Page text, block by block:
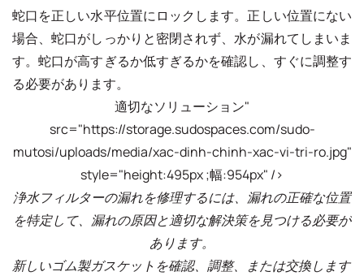
蛇口を正しい水平位置にロックします。正しい位置にない
場合、蛇口がしっかりと密閉されず、水が漏れてしまいま
す。蛇口が高すぎるか低すぎるかを確認し、すぐに調整す
る必要があります。
適切なソリューション"
src="https://storage.sudospaces.com/sudo-
mutosi/uploads/media/xac-dinh-chinh-xac-vi-tri-ro.jpg"
style="height:495px ;幅:954px" />
浄水フィルターの漏れを修理するには、漏れの正確な位置
を特定して、漏れの原因と適切な解決策を見つける必要が
あります。
新しいゴム製ガスケットを確認、調整、または交換します